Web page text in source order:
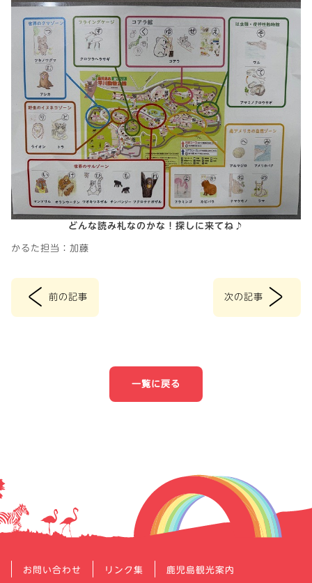
どんな読み札なのかな！探しに来てね♪
かるた担当：加藤
< 前の記事 次の記事 >
一覧に戻る
お問い合わせ リンク集 鹿児島観光案内